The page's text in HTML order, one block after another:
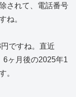
されて、電話番号
ね。
ですね。直近
6ヶ月後の2025年1
。